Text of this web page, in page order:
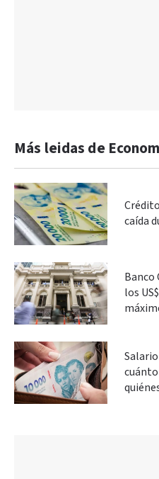
Más leidas de
caída
Banco
los
cuánto